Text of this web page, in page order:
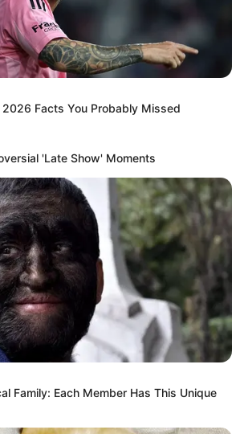
2026 Facts You Probably Missed
'Late Show' Moments
Family: Each Member Has This Unique